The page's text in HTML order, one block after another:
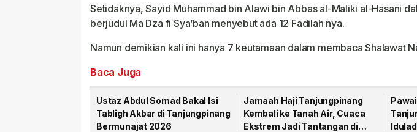
Setidaknya, Sayid Muhammad bin Alawi bin Abbas al-Maliki al-Hasani
berjudul Ma Dza fi Sya’ban menyebut ada 12 Fadilah nya.
Namun demikian kali ini hanya 7 keutamaan dalam membaca Shalawat
Baca Juga
Ustaz Abdul Somad Bakal Isi
Tabligh Akbar di Tanjungpinang
Bermunajat 2026
Jamaah Haji Tanjungpinang
Kembali ke Tanah Air, Cuaca
Ekstrem Jadi Tantangan di